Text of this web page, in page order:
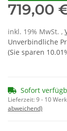
719,00
inkl. 19% MwSt. ,
Unverbindliche
(Sie sparen
Sofort
Lieferzeit:9 - 10
abweichend)